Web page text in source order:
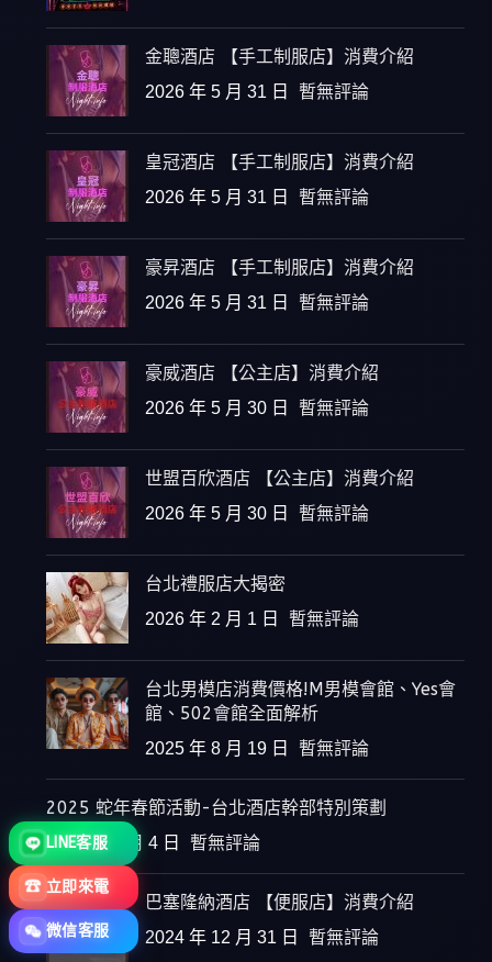
金聰酒店 【手工制服店】消費介紹
2026 年 5 月 31 日 暫無評論
皇冠酒店 【手工制服店】消費介紹
2026 年 5 月 31 日 暫無評論
豪昇酒店 【手工制服店】消費介紹
2026 年 5 月 31 日 暫無評論
豪威酒店 【公主店】消費介紹
2026 年 5 月 30 日 暫無評論
世盟百欣酒店 【公主店】消費介紹
2026 年 5 月 30 日 暫無評論
台北禮服店大揭密
2026 年 2 月 1 日 暫無評論
台北男模店消費價格!M男模會館、Yes會
館、502會館全面解析
2025 年 8 月 19 日 暫無評論
2025 蛇年春節活動-台北酒店幹部特別策劃
2025 年 1 月 4 日 暫無評論
巴塞隆納酒店 【便服店】消費介紹
2024 年 12 月 31 日 暫無評論
LINE客服
☎ 立即來電
微信客服